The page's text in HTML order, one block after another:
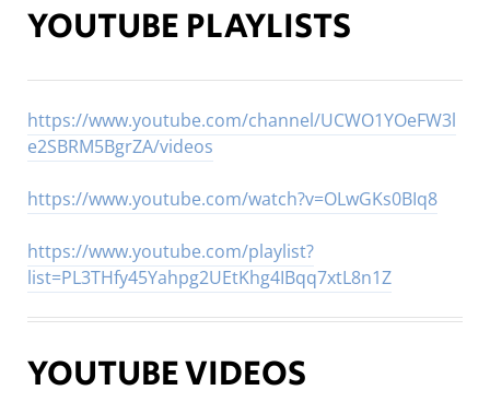
YOUTUBE PLAYLISTS
https://www.youtube.com/channel/UCWO1YOeFW3l
e2SBRM5BgrZA/videos
https://www.youtube.com/watch?v=OLwGKs0BIq8
https://www.youtube.com/playlist?
list=PL3THfy45Yahpg2UEtKhg4IBqq7xtL8n1Z
YOUTUBE VIDEOS